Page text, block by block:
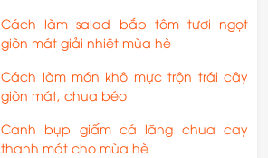
Cách làm salad bắp tôm tươi ngọt
giòn mát giải nhiệt mùa hè
Cách làm món khô mực trộn trái cây
giòn mát, chua béo
Canh bụp giấm cá lăng chua cay
thanh mát cho mùa hè